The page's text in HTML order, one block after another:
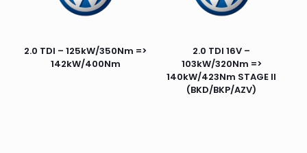
2.0 TDI – 125kW/350Nm =>
142kW/400Nm
2.0 TDI 16V –
103kW/320Nm =>
140kW/423Nm STAGE II
(BKD/BKP/AZV)